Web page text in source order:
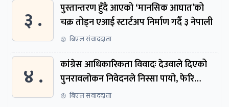
३ .
पुस्तान्तरण हुँदै आएको ‘मानसिक आघात’को
चक्र तोड्न एआई स्टार्टअप निर्माण गर्दै ३ नेपाली
बिएल संवाददाता
४ .
कांग्रेस आधिकारिकता विवादः देउवाले दिएको
पुनरावलोकन निवेदनले निस्सा पायो, फेरि
सुरुदेखि सुनुवाइ हुने
बिएल संवाददाता